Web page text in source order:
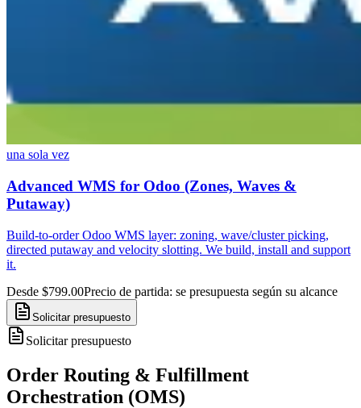
una sola vez
Advanced WMS for Odoo (Zones, Waves &
Putaway)
Build-to-order Odoo WMS layer: zoning, wave/cluster picking,
directed putaway and velocity slotting. We build, install and support
it.
Desde $799.00Precio de partida: se presupuesta según su alcance
Solicitar presupuesto
Solicitar presupuesto
Order Routing & Fulfillment
Orchestration (OMS)